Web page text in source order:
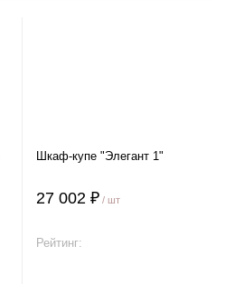
Шкаф-купе "Элегант 1"
27 002 ₽ / шт
Рейтинг: